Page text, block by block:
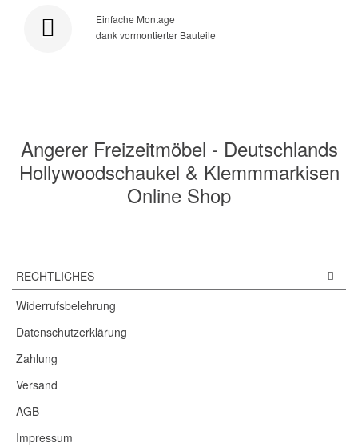
Einfache Montage
dank vormontierter Bauteile
Angerer Freizeitmöbel - Deutschlands
Hollywoodschaukel & Klemmmarkisen
Online Shop
RECHTLICHES
Widerrufsbelehrung
Datenschutzerklärung
Zahlung
Versand
AGB
Impressum